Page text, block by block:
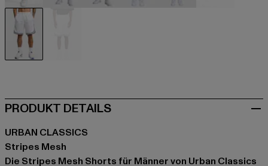
schwarz
PRODUKT DETAILS
URBAN CLASSICS
Stripes Mesh
Die Stripes Mesh Shorts für Männer von Urban Classics